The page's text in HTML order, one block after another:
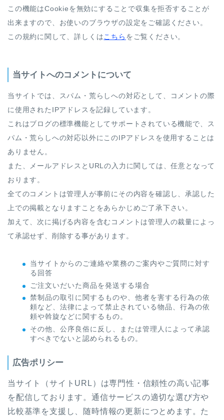
この機能はCookieを無効にすることで収集を拒否することが
出来ますので、お使いのブラウザの設定をご確認ください。
この規約に関して、詳しくはこちら をご覧ください。
当サイトへのコメントについて
当サイトでは、スパム・荒らしへの対応として、コメントの際
に使用されたIPアドレスを記録しています。
これはブログの標準機能としてサポートされている機能で、ス
パム・荒らしへの対応以外にこのIPアドレスを使用することは
ありません。
また、メールアドレスとURLの入力に関しては、任意となって
おります。
全てのコメントは管理人が事前にその内容を確認し、承認した
上での掲載となりますことをあらかじめご了承下さい。
加えて、次に掲げる内容を含むコメントは管理人の裁量によっ
て承認せず、削除する事があります。
当サイトからのご連絡や業務のご案内やご質問に対す
る回答
ご注文いだいた商品を発送する場合
禁制品の取引に関するものや、他者を害する行為の依
頼など、法律によって禁止されている物品、行為の依
頼や斡旋などに関するもの。
その他、公序良俗に反し、または管理人によって承認
すべきでないと認められるもの。
広告ポリシー
当サイト（サイトURL）は専門性・信頼性の高い記事
を配信しております。通信サービスの適切な選び方や
比較基準を支援し、随時情報の更新につとめます。た